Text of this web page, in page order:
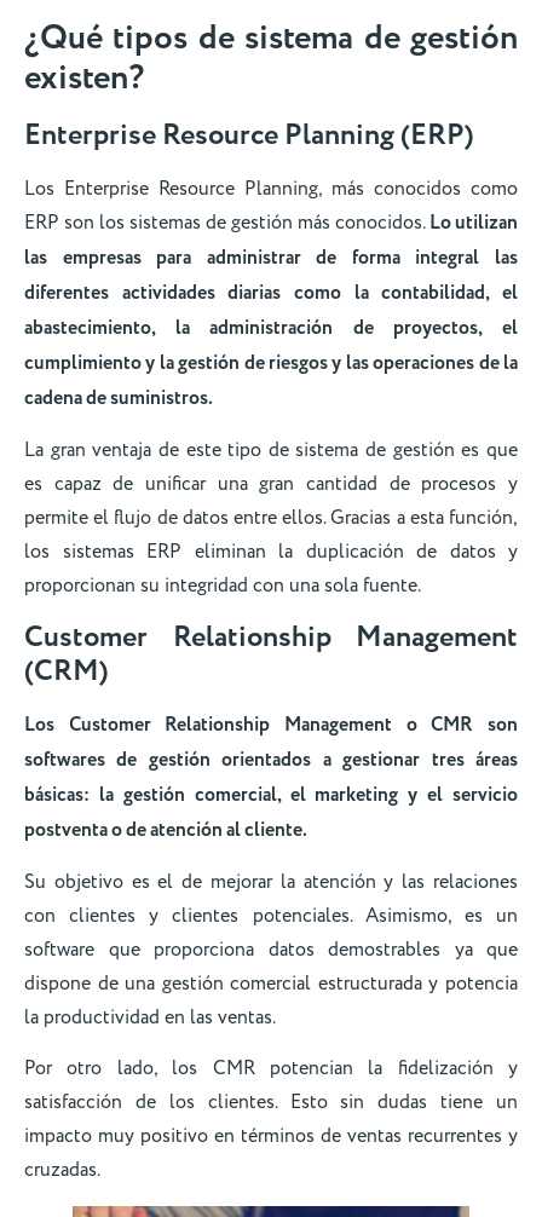
¿Qué tipos de sistema de gestión
existen?
Enterprise Resource Planning (ERP)
Los Enterprise Resource Planning, más conocidos como
ERP son los sistemas de gestión más conocidos.Lo utilizan
las empresas para administrar de forma integral las
diferentes actividades diarias como la contabilidad, el
abastecimiento, la administración de proyectos, el
cumplimiento y la gestión de riesgos y las operaciones de la
cadena de suministros.
La gran ventaja de este tipo de sistema de gestión es que
es capaz de unificar una gran cantidad de procesos y
permite el flujo de datos entre ellos. Gracias a esta función,
los sistemas ERP eliminan la duplicación de datos y
proporcionan su integridad con una sola fuente.
Customer Relationship Management
(CRM)
Los Customer Relationship Management o CMR son
softwares de gestión orientados a gestionar tres áreas
básicas: la gestión comercial, el marketing y el servicio
postventa o de atención al cliente.
Su objetivo es el de mejorar la atención y las relaciones
con clientes y clientes potenciales. Asimismo, es un
software que proporciona datos demostrables ya que
dispone de una gestión comercial estructurada y potencia
la productividad en las ventas.
Por otro lado, los CMR potencian la fidelización y
satisfacción de los clientes. Esto sin dudas tiene un
impacto muy positivo en términos de ventas recurrentes y
cruzadas.